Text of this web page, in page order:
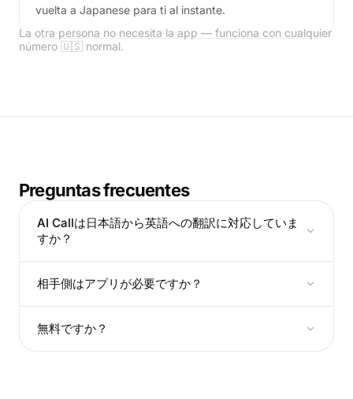
vuelta a Japanese para ti al instante.
La otra persona no necesita la app — funciona con cualquier
número 🇺🇸 normal.
Preguntas frecuentes
AI Callは日本語から英語への翻訳に対応していま
すか？
相手側はアプリが必要ですか？
無料ですか？